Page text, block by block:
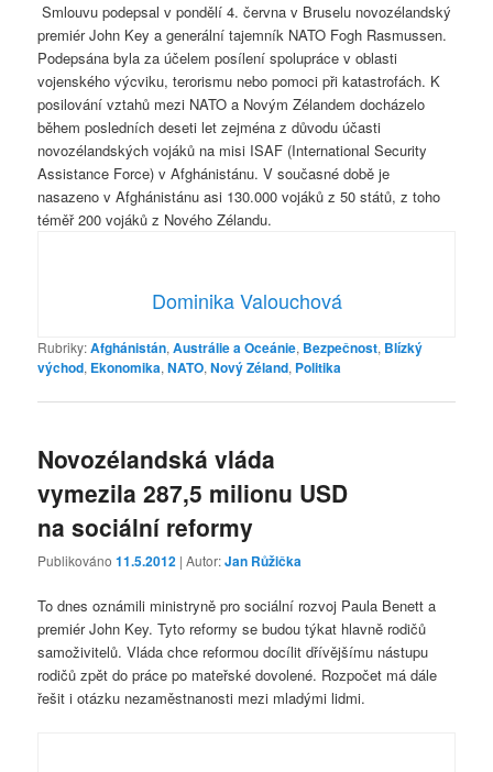
Smlouvu podepsal v pondělí 4. června v Bruselu novozélandský
premiér John Key a generální tajemník NATO Fogh Rasmussen.
Podepsána byla za účelem posílení spolupráce v oblasti
vojenského výcviku, terorismu nebo pomoci při katastrofách. K
posilování vztahů mezi NATO a Novým Zélandem docházelo
během posledních deseti let zejména z důvodu účasti
novozélandských vojáků na misi ISAF (International Security
Assistance Force) v Afghánistánu. V současné době je
nasazeno v Afghánistánu asi 130.000 vojáků z 50 států, z toho
téměř 200 vojáků z Nového Zélandu.
Dominika Valouchová
Rubriky:Afghánistán,Austrálie a Oceánie, Bezpečnost, Blízký
východ, Ekonomika,NATO,Nový Zéland, Politika
Novozélandská vláda
vymezila 287,5 milionu USD
na sociální reformy
Publikováno11.5.2012 | Autor:Jan Růžička
To dnes oznámili ministryně pro sociální rozvoj Paula Benett a
premiér John Key. Tyto reformy se budou týkat hlavně rodičů
samoživitelů. Vláda chce reformou docílit dřívějšímu nástupu
rodičů zpět do práce po mateřské dovolené. Rozpočet má dále
řešit i otázku nezaměstnanosti mezi mladými lidmi.